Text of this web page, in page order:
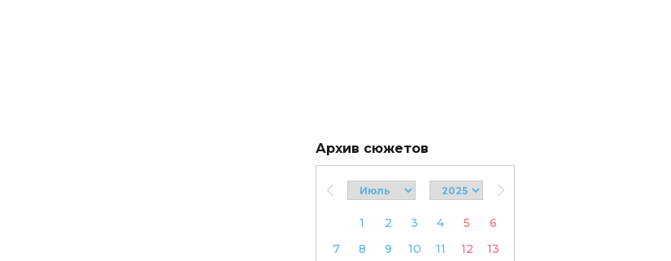
Архив сюжетов
1 2 3 4 5
6
7
8 9 10 11 12
13